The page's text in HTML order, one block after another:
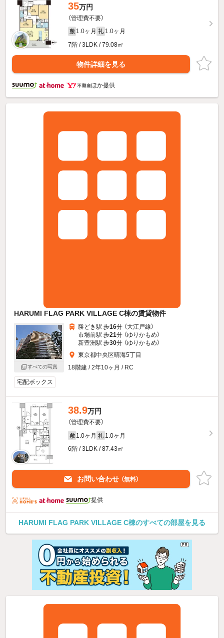
35万円
（管理費不要）
敷 1.0ヶ月 礼 1.0ヶ月
7階 / 3LDK / 79.08㎡
物件詳細を見る
ほか提供
HARUMI FLAG PARK VILLAGE C棟の賃貸物件
すべての写真
勝どき駅 歩16分 （大江戸線）
市場前駅 歩21分 （ゆりかもめ）
新豊洲駅 歩30分 （ゆりかもめ）
東京都中央区晴海5丁目
18階建 / 2年10ヶ月 / RC
宅配ボックス
38.9万円
（管理費不要）
敷 1.0ヶ月 礼 1.0ヶ月
6階 / 3LDK / 87.43㎡
お問い合わせ （無料）
提供
HARUMI FLAG PARK VILLAGE C棟のすべての部屋を見る